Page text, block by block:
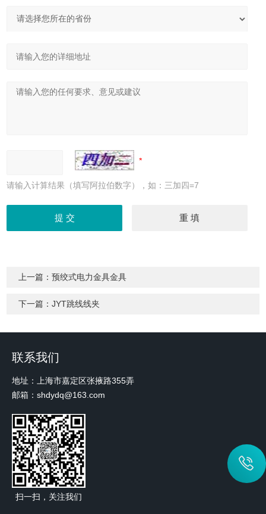
请输入计算结果（填写阿拉伯数字），如：三加四=7
上一篇：预绞式电力金具金具
下一篇：JYT跳线线夹
联系我们
地址：上海市嘉定区张掖路355弄
邮箱：shdydq@163.com
扫一扫，关注我们